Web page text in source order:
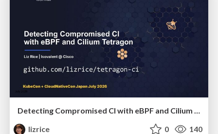
Detecting Compromised CI with eBPF and Cilium Tetragon
lizrice
0 140